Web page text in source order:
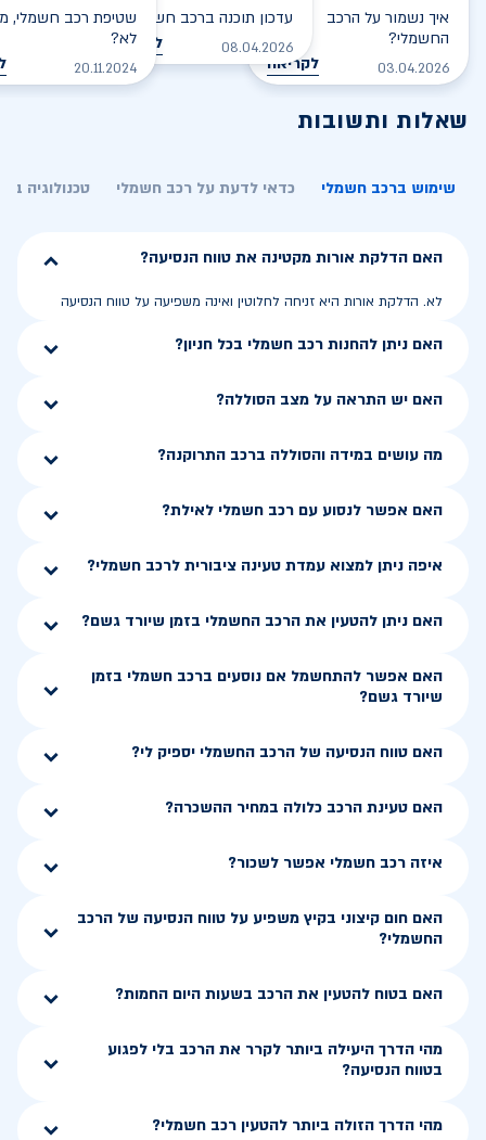
איך נשמור על הרכב
החשמלי?
03.04.2026 לקריאה
עדכון תוכנה ברכב חשמלי
08.04.2026 לקריאה
שטיפת רכב חשמלי,
לא?
20.11.2024
שאלות ותשובות
שימוש ברכב חשמלי כדאי לדעת על רכב חשמלי טכנולוגיה
האם הדלקת אורות מקטינה את טווח הנסיעה?
לא. הדלקת אורות היא זניחה לחלוטין ואינה משפיעה על טווח הנסיעה
האם ניתן להחנות רכב חשמלי בכל חניון?
האם יש התראה על מצב הסוללה?
מה עושים במידה והסוללה ברכב התרוקנה?
האם אפשר לנסוע עם רכב חשמלי לאילת?
איפה ניתן למצוא עמדת טעינה ציבורית לרכב חשמלי?
האם ניתן להטעין את הרכב החשמלי בזמן שיורד גשם?
האם אפשר להתחשמל אם נוסעים ברכב חשמלי בזמן
שיורד גשם?
האם טווח הנסיעה של הרכב החשמלי יספיק לי?
האם טעינת הרכב כלולה במחיר ההשכרה?
איזה רכב חשמלי אפשר לשכור?
האם חום קיצוני בקיץ משפיע על טווח הנסיעה של הרכב
החשמלי?
האם בטוח להטעין את הרכב בשעות היום החמות?
מהי הדרך היעילה ביותר לקרר את הרכב בלי לפגוע
בטווח הנסיעה?
מהי הדרך הזולה ביותר להטעין רכב חשמלי?